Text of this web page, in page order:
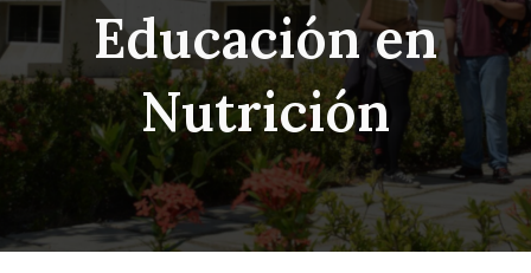
Educación en
Nutrición